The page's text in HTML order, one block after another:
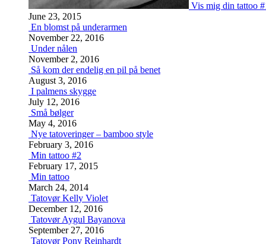
Vis mig din tattoo
June 23, 2015
En blomst på underarmen
November 22, 2016
Under nålen
November 2, 2016
Så kom der endelig en pil på benet
August 3, 2016
I palmens skygge
July 12, 2016
Små bølger
May 4, 2016
Nye tatoveringer – bamboo style
February 3, 2016
Min tattoo #2
February 17, 2015
Min tattoo
March 24, 2014
Tatovør Kelly Violet
December 12, 2016
Tatovør Aygul Bayanova
September 27, 2016
Tatovør Pony Reinhardt